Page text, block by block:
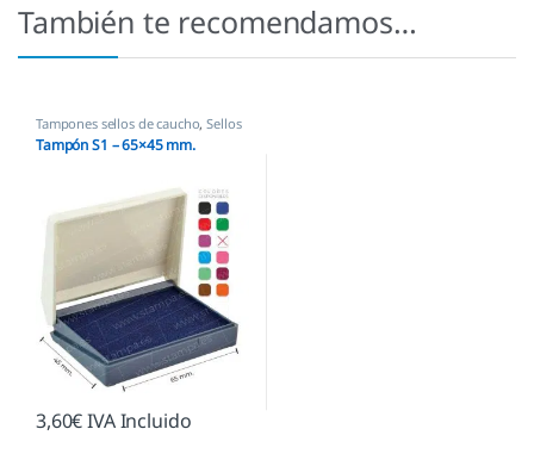
También te recomendamos…
Tampones sellos de caucho,Sellos
empresas
Tampón S1 – 65×45 mm.
3,60€IVA Incluido